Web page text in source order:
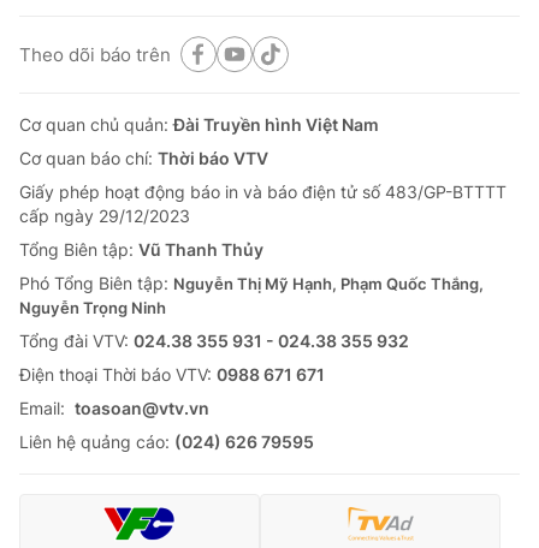
Theo dõi báo trên
Cơ quan chủ quản:Đài Truyền hình Việt Nam
Cơ quan báo chí: Thời báo VTV
Giấy phép hoạt động báo in và báo điện tử số 483/GP-BTTTT
cấp ngày 29/12/2023
Tổng Biên tập: Vũ Thanh Thủy
Phó Tổng Biên tập: Nguyễn Thị Mỹ Hạnh, Phạm Quốc Thắng,
Nguyễn Trọng Ninh
Tổng đài VTV: 024.38 355 931 - 024.38 355 932
Ðiện thoại Thời báo VTV: 0988 671 671
Email: toasoan@vtv.vn
Liên hệ quảng cáo: (024) 626 79595